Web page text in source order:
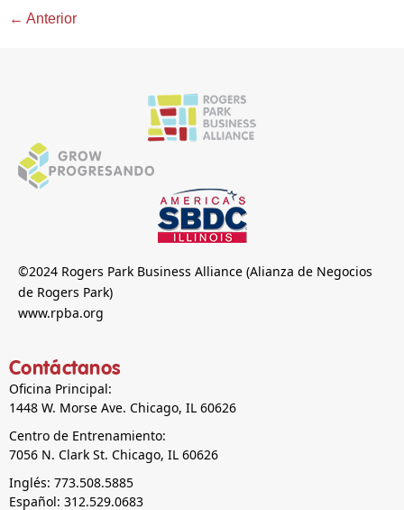
← Anterior
©2024 Rogers Park Business Alliance (Alianza de Negocios
de Rogers Park)
www.rpba.org
Contáctanos
Oficina Principal:
1448 W. Morse Ave. Chicago, IL 60626
Centro de Entrenamiento:
7056 N. Clark St. Chicago, IL 60626
Inglés: 773.508.5885
Español: 312.529.0683